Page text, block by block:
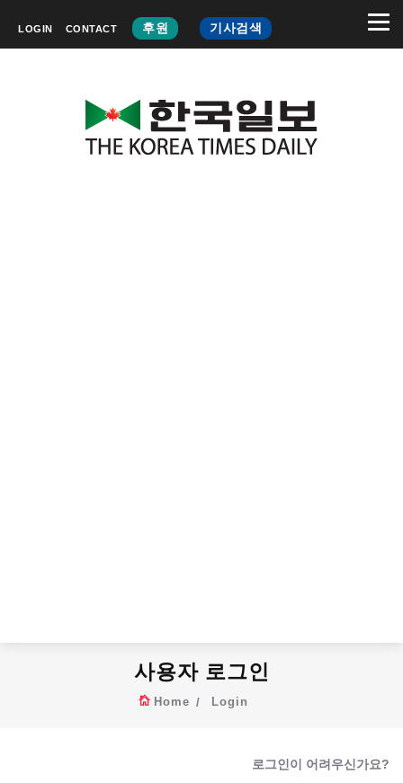
LOGIN CONTACT 후원 기사검색
사용자 로그인
Home Login
로그인이 어려우신가요?